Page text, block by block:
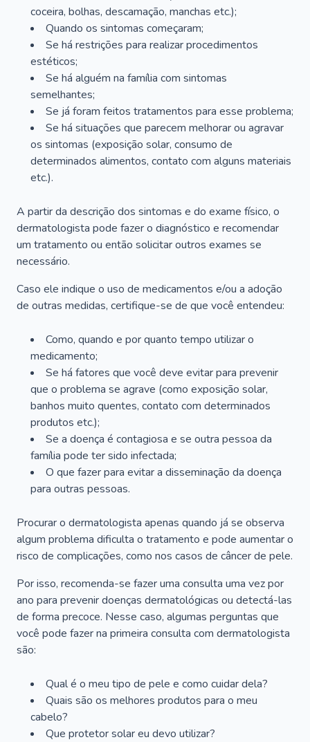
coceira, bolhas, descamação, manchas etc.);
Quando os sintomas começaram;
Se há restrições para realizar procedimentos
estéticos;
Se há alguém na família com sintomas
semelhantes;
Se já foram feitos tratamentos para esse problema;
Se há situações que parecem melhorar ou agravar
os sintomas (exposição solar, consumo de
determinados alimentos, contato com alguns materiais
etc.).
A partir da descrição dos sintomas e do exame físico, o
dermatologista pode fazer o diagnóstico e recomendar
um tratamento ou então solicitar outros exames se
necessário.
Caso ele indique o uso de medicamentos e/ou a adoção
de outras medidas, certifique-se de que você entendeu:
Como, quando e por quanto tempo utilizar o
medicamento;
Se há fatores que você deve evitar para prevenir
que o problema se agrave (como exposição solar,
banhos muito quentes, contato com determinados
produtos etc.);
Se a doença é contagiosa e se outra pessoa da
família pode ter sido infectada;
O que fazer para evitar a disseminação da doença
para outras pessoas.
Procurar o dermatologista apenas quando já se observa
algum problema dificulta o tratamento e pode aumentar o
risco de complicações, como nos casos de câncer de pele.
Por isso, recomenda-se fazer uma consulta uma vez por
ano para prevenir doenças dermatológicas ou detectá-las
de forma precoce. Nesse caso, algumas perguntas que
você pode fazer na primeira consulta com dermatologista
são:
Qual é o meu tipo de pele e como cuidar dela?
Quais são os melhores produtos para o meu
cabelo?
Que protetor solar eu devo utilizar?